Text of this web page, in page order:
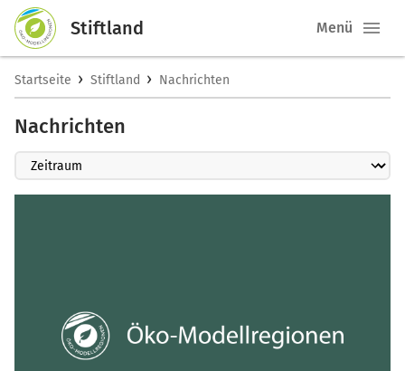
Stiftland Menü
Startseite › Stiftland › Nachrichten
Nachrichten